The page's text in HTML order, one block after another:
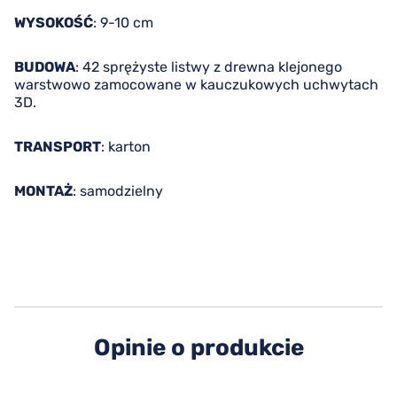
WYSOKOŚĆ: 9-10 cm
BUDOWA: 42 sprężyste listwy z drewna klejonego
warstwowo zamocowane w kauczukowych uchwytach
3D.
TRANSPORT: karton
MONTAŻ: samodzielny
Opinie o produkcie